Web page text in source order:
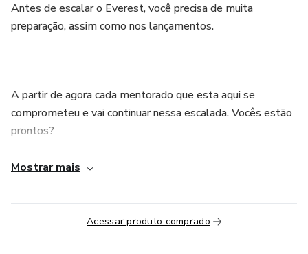
Antes de escalar o Everest, você precisa de muita
preparação, assim como nos lançamentos.
A partir de agora cada mentorado que esta aqui se
comprometeu e vai continuar nessa escalada. Vocês estão
prontos?
⠀
Mentorados EgratiVê, chegou a #horadeescalar!
Mostrar mais
Acessar produto comprado